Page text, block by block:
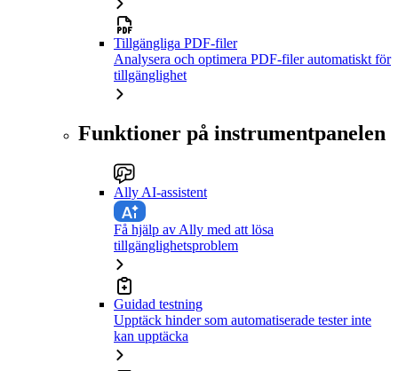
Tillgängliga PDF-filer
Analysera och optimera PDF-filer automatiskt för
tillgänglighet
Funktioner på instrumentpanelen
Ally AI-assistent
Få hjälp av Ally med att lösa
tillgänglighetsproblem
Guidad testning
Upptäck hinder som automatiserade tester inte
kan upptäcka